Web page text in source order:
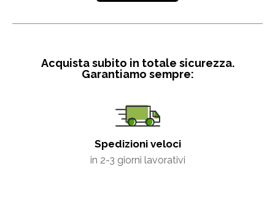
Acquista subito in totale sicurezza.
Garantiamo sempre:
Spedizioni veloci
in 2-3 giorni lavorativi